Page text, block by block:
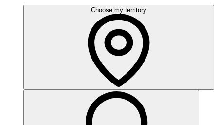
Choose my territory